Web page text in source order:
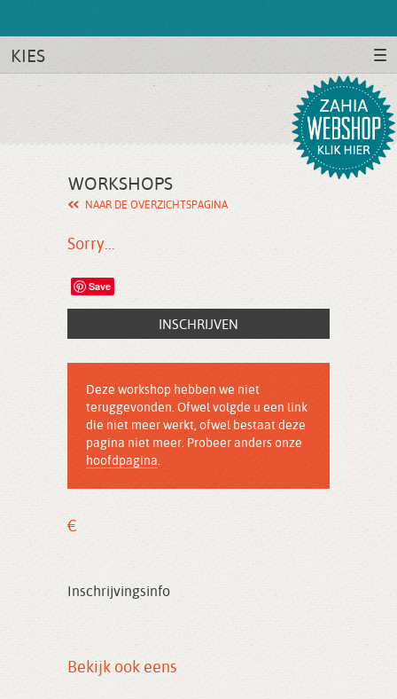
KIES
WORKSHOPS
NAAR DE OVERZICHTSPAGINA
Sorry...
Save
INSCHRIJVEN
Deze workshop hebben we niet
teruggevonden. Ofwel volgde u een link
die niet meer werkt, ofwel bestaat deze
pagina niet meer. Probeer anders onze
hoofdpagina.
€
Inschrijvingsinfo
Bekijk ook eens